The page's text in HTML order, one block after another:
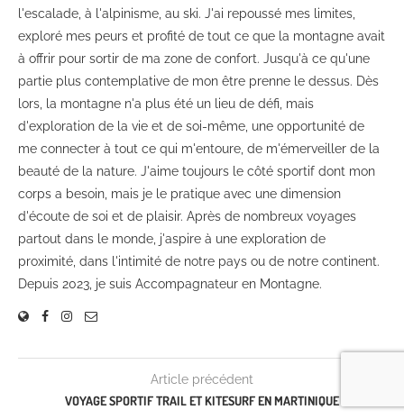
l'escalade, à l'alpinisme, au ski. J'ai repoussé mes limites,
exploré mes peurs et profité de tout ce que la montagne avait
à offrir pour sortir de ma zone de confort. Jusqu'à ce qu'une
partie plus contemplative de mon être prenne le dessus. Dès
lors, la montagne n'a plus été un lieu de défi, mais
d'exploration de la vie et de soi-même, une opportunité de
me connecter à tout ce qui m'entoure, de m'émerveiller de la
beauté de la nature. J'aime toujours le côté sportif dont mon
corps a besoin, mais je le pratique avec une dimension
d'écoute de soi et de plaisir. Après de nombreux voyages
partout dans le monde, j'aspire à une exploration de
proximité, dans l'intimité de notre pays ou de notre continent.
Depuis 2023, je suis Accompagnateur en Montagne.
Article précédent
VOYAGE SPORTIF TRAIL ET KITESURF EN MARTINIQUE